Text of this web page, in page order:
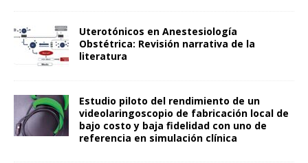
Uterotónicos en Anestesiología
Obstétrica: Revisión narrativa de la
literatura
Estudio piloto del rendimiento de un
videolaringoscopio de fabricación local de
bajo costo y baja fidelidad con uno de
referencia en simulación clínica